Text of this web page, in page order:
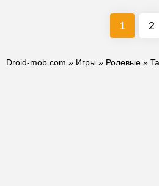
1 2
Droid-mob.com » Игры » Ролевые »